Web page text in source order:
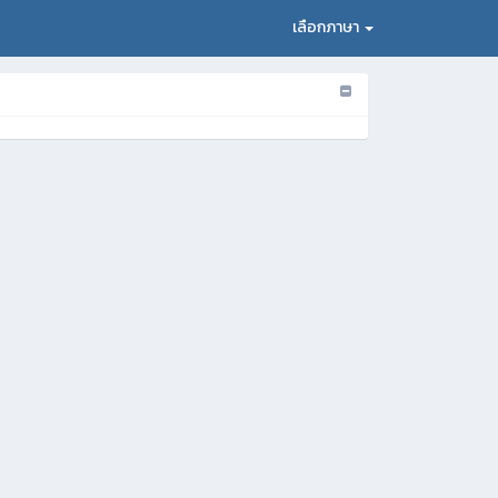
เลือกภาษา